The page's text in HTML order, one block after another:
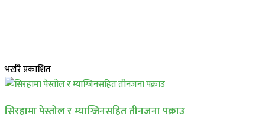
भर्खरै प्रकाशित
सिरहामा पेस्तोल र म्याग्जिनसहित तीनजना पक्राउ